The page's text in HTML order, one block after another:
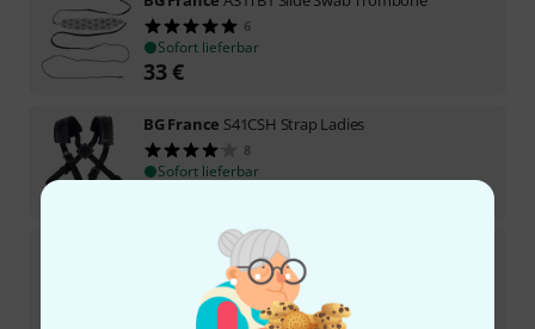
6
Sofort lieferbar
33€
BG France S41CSH Strap Ladies
8
Sofort lieferbar
BG France A36 Swab Oboe
6
Sofort lieferbar